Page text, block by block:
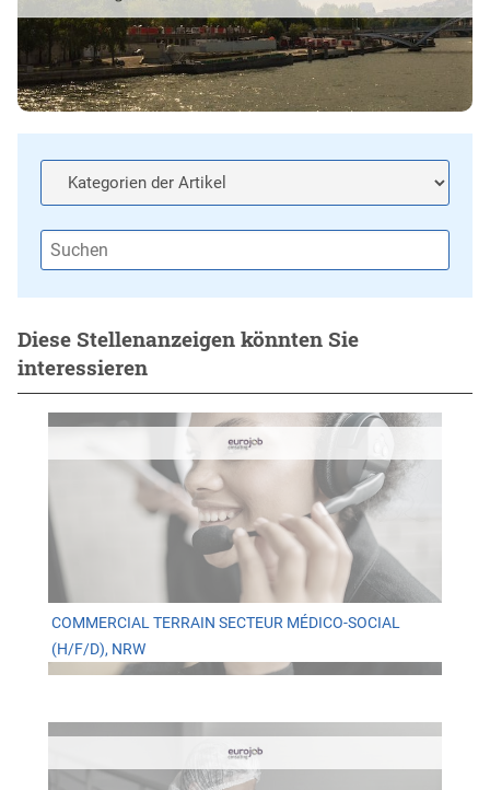
Diese Stellenanzeigen könnten Sie
interessieren
COMMERCIAL TERRAIN SECTEUR MÉDICO-SOCIAL
(H/F/D), NRW